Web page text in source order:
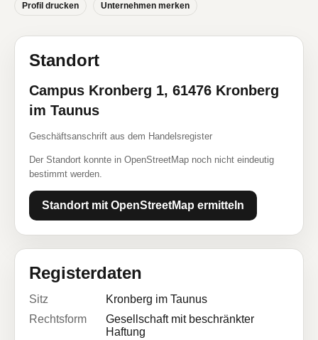
Profil drucken Unternehmen merken
Standort
Campus Kronberg 1, 61476 Kronberg
im Taunus
Geschäftsanschrift aus dem Handelsregister
Der Standort konnte in OpenStreetMap noch nicht eindeutig
bestimmt werden.
Standort mit OpenStreetMap ermitteln
Registerdaten
Sitz
Kronberg im Taunus
Rechtsform
Gesellschaft mit beschränkter
Haftung